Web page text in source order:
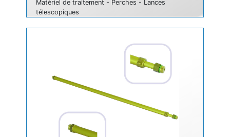
Matériel de traitement - Perches - Lances
télescopiques